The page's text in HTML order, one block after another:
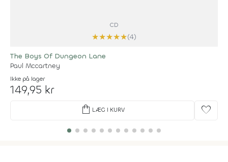
CD
★★★★★(4)
The Boys Of Dungeon Lane
Paul Mccartney
Ikke på lager
149,95 kr
shopping_bag LÆG I KURV favorite